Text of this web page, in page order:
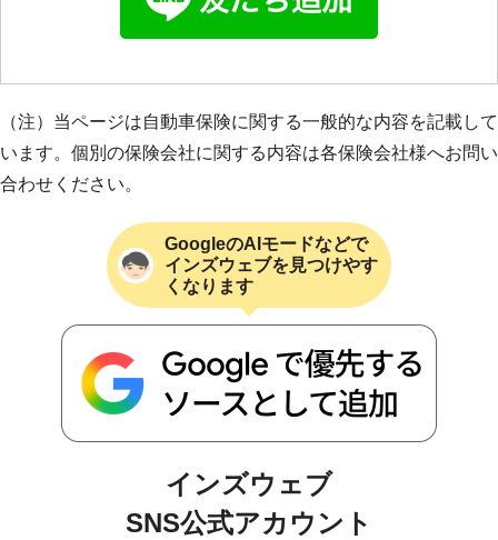
（注）当ページは自動車保険に関する一般的な内容を記載して
います。個別の保険会社に関する内容は各保険会社様へお問い
合わせください。
GoogleのAIモードなどで
インズウェブを見つけやす
くなります
インズウェブ
SNS公式アカウント